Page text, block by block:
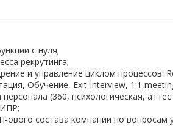
с нуля;
рекрутинга;
и управление циклом процессов:
Обучение, Exit-interview, 1:1
(360, психологическая,
ового состава компании по вопросам